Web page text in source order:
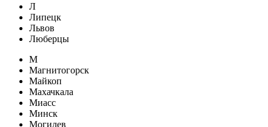
Л
Липецк
Львов
Люберцы
М
Магнитогорск
Майкоп
Махачкала
Миасс
Минск
Могилев